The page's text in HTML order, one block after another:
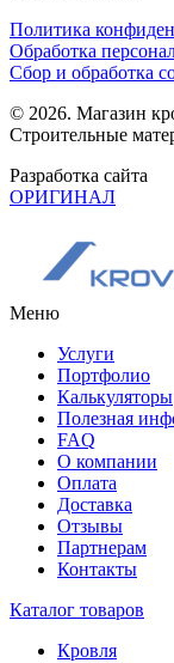
Политика
Обработка
Сбор и обработка
© 2026. Магазин
Строительные
Разработка сайта
ОРИГИНАЛ
Меню
Услуги
Портфолио
Калькуляторы
Полезная
FAQ
О компании
Оплата
Доставка
Отзывы
Партнерам
Контакты
Каталог товаров
Кровля